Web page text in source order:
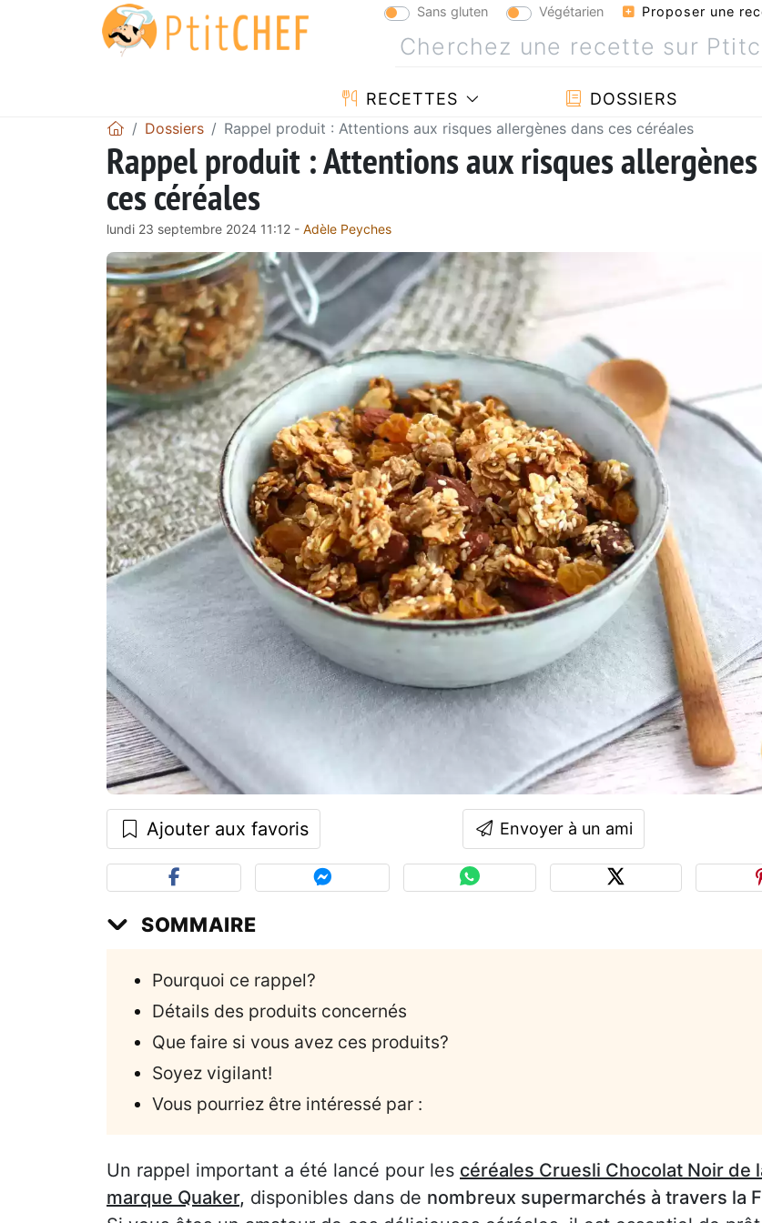
Sans gluten Végétarien Proposer une
RECETTES DOSSIERS
Dossiers Rappel produit : Attentions aux risques allergènes dans ces céréales
Rappel produit : Attentions aux risques
ces céréales
lundi 23 septembre 2024 11:12 - Adèle Peyches
Ajouter aux favoris Envoyer à un ami
SOMMAIRE
Pourquoi ce rappel?
Détails des produits concernés
Que faire si vous avez ces produits?
Soyez vigilant!
Vous pourriez être intéressé par :
Un rappel important a été lancé pour les céréales Cruesli Chocolat Noir de
marque Quaker, disponibles dans de nombreux supermarchés à travers la